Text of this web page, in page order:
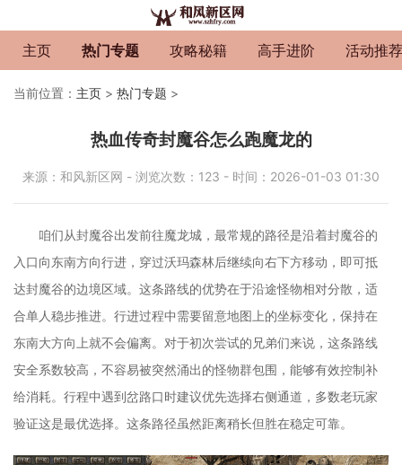
主页 热门专题 攻略秘籍 高手进阶 活动推荐
当前位置： 主页 > 热门专题 >
热血传奇封魔谷怎么跑魔龙的
来源：和风新区网 - 浏览次数：123 - 时间：2026-01-03 01:30
咱们从封魔谷出发前往魔龙城，最常规的路径是沿着封魔谷的
入口向东南方向行进，穿过沃玛森林后继续向右下方移动，即可抵
达封魔谷的边境区域。这条路线的优势在于沿途怪物相对分散，适
合单人稳步推进。行进过程中需要留意地图上的坐标变化，保持在
东南大方向上就不会偏离。对于初次尝试的兄弟们来说，这条路线
安全系数较高，不容易被突然涌出的怪物群包围，能够有效控制补
给消耗。行程中遇到岔路口时建议优先选择右侧通道，多数老玩家
验证这是最优选择。这条路径虽然距离稍长但胜在稳定可靠。